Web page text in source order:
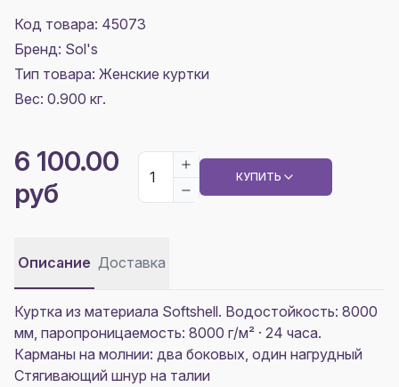
Код товара: 45073
Бренд: Sol's
Тип товара: Женские куртки
Вес: 0.900 кг.
6 100.00
руб
КУПИТЬ
Описание Доставка
Куртка из материала Softshell. Водостойкость: 8000
мм, паропроницаемость: 8000 г/м² · 24 часа.
Карманы на молнии: два боковых, один нагрудный
Стягивающий шнур на талии